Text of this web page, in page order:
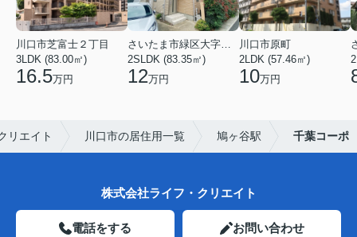
川口市芝富士２丁目
3LDK (83.00㎡)
16.5万円
さいたま市緑区大字三室
2SLDK (83.35㎡)
12万円
川口市原町
2LDK (57.46㎡)
10万円
リエイト 川口市の居住用一覧 鳩ヶ谷駅 千葉コーポ
株式会社ライフ・クリエイト
電話をする お問い合わせ